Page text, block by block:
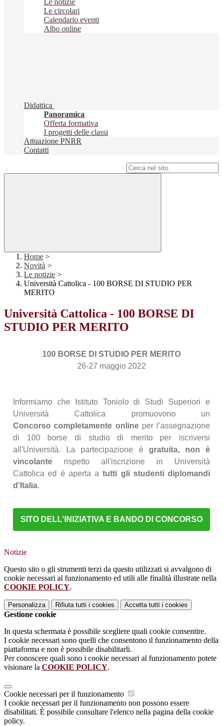
Le notizie
Le circolari
Calendario eventi
Albo online
Didattica
Panoramica
Offerta formativa
I progetti delle classi
Attuazione PNRR
Contatti
Home >
Novità >
Le notizie >
Università Cattolica - 100 BORSE DI STUDIO PER
MERITO
Università Cattolica - 100 BORSE DI
STUDIO PER MERITO
100 BORSE DI STUDIO PER MERITO
26-27 maggio 2022
Informiamo che Istituto Toniolo di Studi Superiori e
Università Cattolica promuovono un
Concorso completamente onlineper l’assegnazione
di 100 borse di studio di merito per iscriversi
all'Università. La partecipazione è gratuita, non è
vincolante rispetto all'iscrizione in Università
Cattolica ed è aperta atutti gli studenti diplomandi
d’Italia.
SITO DELL'INIZIATIVA E BANDO DI CONCORSO
Notizie
Questo sito o gli strumenti terzi da questo utilizzati si avvalgono di
cookie necessari al funzionamento ed utili alle finalità illustrate nella
COOKIE POLICY.
Personalizza Rifiuta tutti i cookies Accetta tutti i cookies
Gestione cookie
In questa schermata è possibile scegliere quali cookie consentire.
I cookie necessari sono quelli che consentono il funzionamento della
piattaforma e non è possibile disabilitarli.
Per conoscere quali sono i cookie necessari al funzionamento potete
visionare la COOKIE POLICY.
Cookie necessari per il funzionamento
I cookie necessari per il funzionamento non possono essere
disabilitati. È possibile consultare l'elenco nella pagina della cookie
policy.